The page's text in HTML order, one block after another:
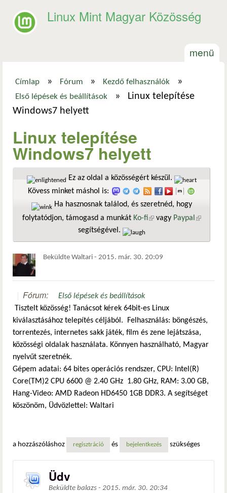
Linux Mint Magyar Közösség
menü
Jelenlegi hely
Címlap » Fórum » Kezdő felhasználók »
Első lépések és beállítások »
Linux telepítése
Windows7 helyett
Linux telepítése
Windows7 helyett
Ez az oldal a közösségért készül.
Kövess minket máshol is:
Ha hasznosnak találod, és szeretnéd, hogy
folytatódjon, támogasd a munkát Ko-fi(külső hivatkozás)
vagy Paypal
segítségével.
Beküldte Waltari - 2015. már. 30. 20:09
Fórum:
Első lépések és beállítások
Tisztelt közösség! Tanácsot kérek 64bit-es Linux
kiválasztásához telepítés céljából. Felhasználás: böngészés,
torrentezés, internetes sakk játék, film és zene lejátszása,
közösségi oldalak használata. Könnyen használható, Magyar
nyelvűt szeretnék.
Gépem adatai: 64 bites operációs rendszer, CPU: Intel(R)
Core(TM)2 CPU 6600 @ 2.40 GHz 1.80 GHz, RAM: 3.00 GB,
Hang-Video: AMD Radeon HD6450 1GB DDR3. A segítséget
köszönöm, Üdvözlettel: Waltari
a hozzászóláshoz regisztráció és bejelentkezés szükséges
Üdv
Beküldte balazs - 2015. már. 30. 20:34